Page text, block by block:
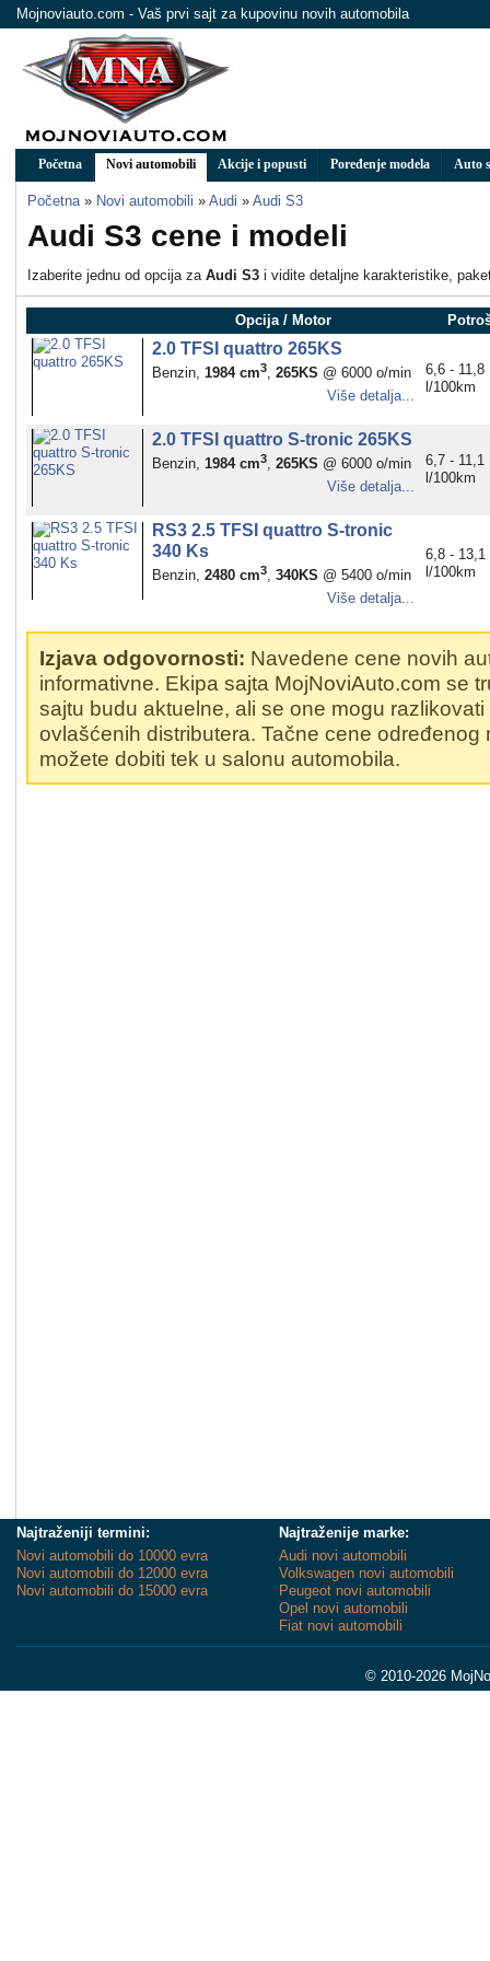
Mojnoviauto.com - Vaš prvi sajt za kupovinu novih automobila
Početna Novi automobili Akcije i popusti Poređenje modela Auto
Početna » Novi automobili » Audi » Audi S3
Audi S3 cene i modeli
Izaberite jednu od opcija za Audi S3 i vidite detaljne karakteristike,
Opcija / Motor
2.0 TFSI quattro 265KS
Benzin, 1984 cm3, 265KS @ 6000 o/min
Više detalja...
6,6 - 11,8
l/100km
2.0 TFSI quattro S-tronic 265KS
Benzin, 1984 cm3, 265KS @ 6000 o/min
Više detalja...
6,7 - 11,1
l/100km
RS3 2.5 TFSI quattro S-tronic
340 Ks
Benzin, 2480 cm3, 340KS @ 5400 o/min
Više detalja...
6,8 - 13,1
l/100km
Izjava odgovornosti: Navedene cene novih
informativne. Ekipa sajta MojNoviAuto.com se
sajtu budu aktuelne, ali se one mogu
ovlašćenih distributera. Tačne cene određenog
možete dobiti tek u salonu automobila.
Najtraženiji termini:
Novi automobili do 10000 evra
Novi automobili do 12000 evra
Novi automobili do 15000 evra
Najtraženije marke:
Audi novi automobili
Volkswagen novi automobili
Peugeot novi automobili
Opel novi automobili
Fiat novi automobili
© 2010-2026